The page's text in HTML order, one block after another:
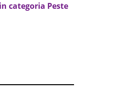
categoria Peste